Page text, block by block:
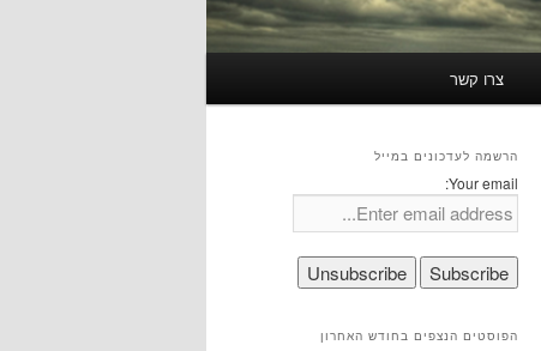
צרו קשר
הרשמה לעדכונים במייל
Your email:
הפוסטים הנצפים בחודש האחרון